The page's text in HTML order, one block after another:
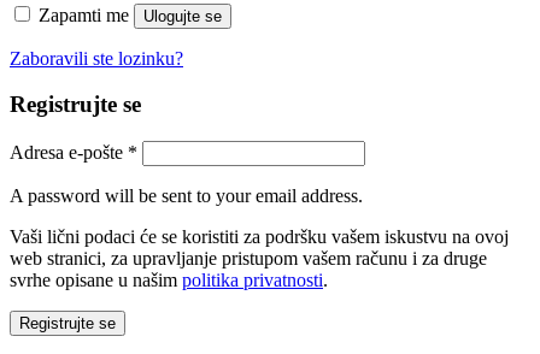
Zapamti me Ulogujte se
Zaboravili ste lozinku?
Registrujte se
Adresa e-pošte *
A password will be sent to your email address.
Vaši lični podaci će se koristiti za podršku vašem iskustvu na ovoj
web stranici, za upravljanje pristupom vašem računu i za druge
svrhe opisane u našim politika privatnosti.
Registrujte se